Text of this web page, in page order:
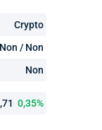
Crypto
Non / Non
Non
0,35%